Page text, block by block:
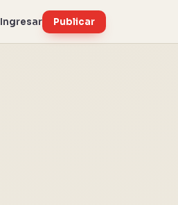
Ingresar Publicar